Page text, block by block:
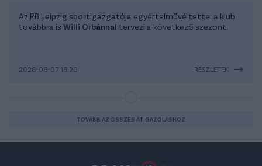
Az RB Leipzig sportigazgatója egyértelművé tette: a klub
továbbra is Willi Orbánnal tervezi a következő szezont.
2026-08-07 18:20 RÉSZLETEK
TOVÁBB AZ ÖSSZES ÁTIGAZOLÁSHOZ